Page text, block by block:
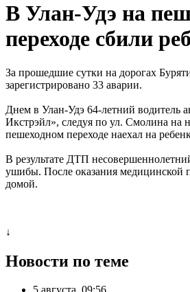
В Улан-Удэ на
переходе сбили
За прошедшие сутки на дорогах
зарегистрировано 33 аварии.
Днем в Улан-Удэ 64-летний водитель
Икстрэйл», следуя по ул. Смолина на
пешеходном переходе наехал на
В результате ДТП
ушибы. После оказания
домой.
↓
Новости по теме